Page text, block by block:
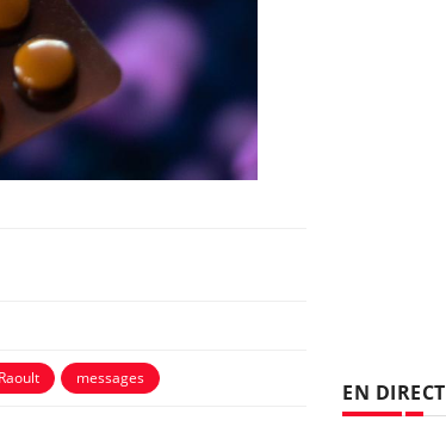
messages
EN DIRECT